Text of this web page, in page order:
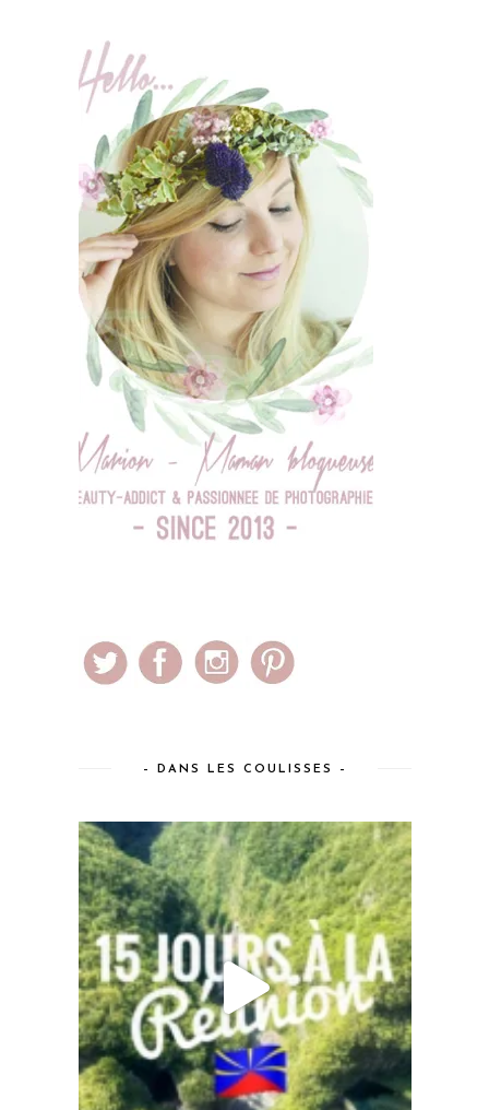
– DANS LES COULISSES –